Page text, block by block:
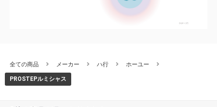
全ての商品 メーカー ハ行 ホーユー
PROSTEPルミシャス